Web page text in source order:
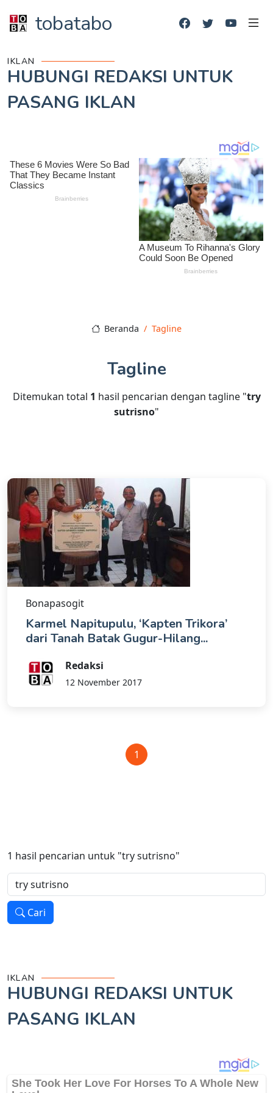
tobatabo
IKLAN
HUBUNGI REDAKSI UNTUK
PASANG IKLAN
Beranda Tagline
Tagline
Ditemukan total 1 hasil pencarian dengan tagline "try
sutrisno"
Bonapasogit
Karmel Napitupulu, ‘Kapten Trikora’
dari Tanah Batak Gugur-Hilang...
Redaksi
12 November 2017
1
1 hasil pencarian untuk "try sutrisno"
Cari
IKLAN
HUBUNGI REDAKSI UNTUK
PASANG IKLAN